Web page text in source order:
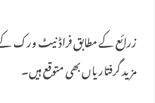
زرائع کے مطابق فراڈ نیٹ
مزید گرفتاریاں بھی متوقع ہیں۔